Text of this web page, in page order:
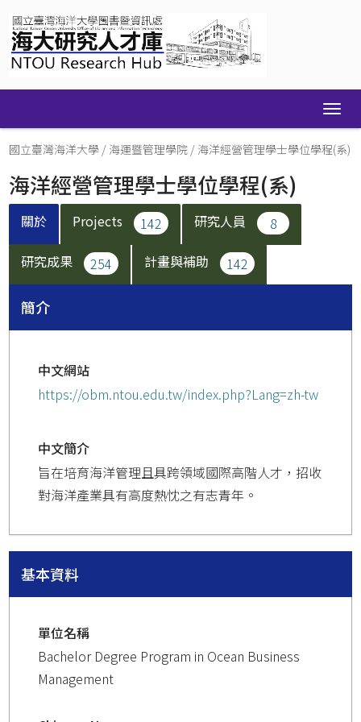
navigation
國立臺灣海洋大學 / 海運暨管理學院 / 海洋經營管理學士學位學程(系)
海洋經營管理學士學位學程(系)
關於 Projects 142 研究人員
8
研究成果
254 計畫與補助 142
簡介
中文網站
https://obm.ntou.edu.tw/index.php?Lang=zh-tw
中文簡介
旨在培育海洋管理且具跨領域國際高階人才，招收
對海洋產業具有高度熱忱之有志青年。
基本資料
單位名稱
Bachelor Degree Program in Ocean Business
Management